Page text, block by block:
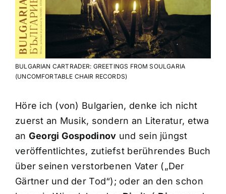
BULGARIAN CARTRADER: GREETINGS FROM SOULGARIA
(UNCOMFORTABLE CHAIR RECORDS)
Höre ich (von) Bulgarien, denke ich nicht
zuerst an Musik, sondern an Literatur, etwa
an Georgi Gospodinov und sein jüngst
veröffentlichtes, zutiefst berührendes Buch
über seinen verstorbenen Vater („Der
Gärtner und der Tod“); oder an den schon